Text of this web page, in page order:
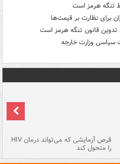
تنگه هرمز است
برای نظارت بر قیمت‌ها
قانون تنگه هرمز است
سیاسی وزارت خارجه
قرص آزمایشی که می‌تواند درمان HIV
را متحول کند